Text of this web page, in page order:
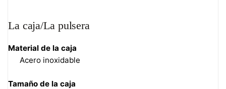
La caja/La pulsera
Material de la caja
Acero inoxidable
Tamaño de la caja